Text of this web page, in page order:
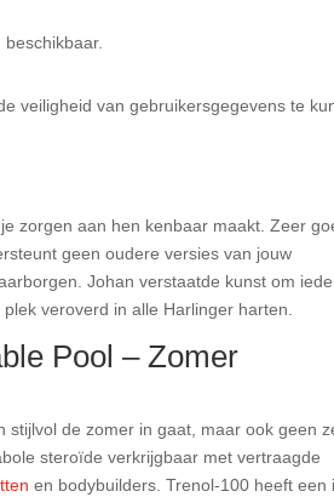
veiligheid van gebruikersgegevens te
zorgen aan hen kenbaar maakt. Zeer
geen oudere versies van jouw
Johan verstaatde kunst om
veroverd in alle Harlinger harten.
Pool – Zomer
de zomer in gaat, maar ook geen
steroïde verkrijgbaar met vertraagde
en bodybuilders. Trenol-100 heeft een